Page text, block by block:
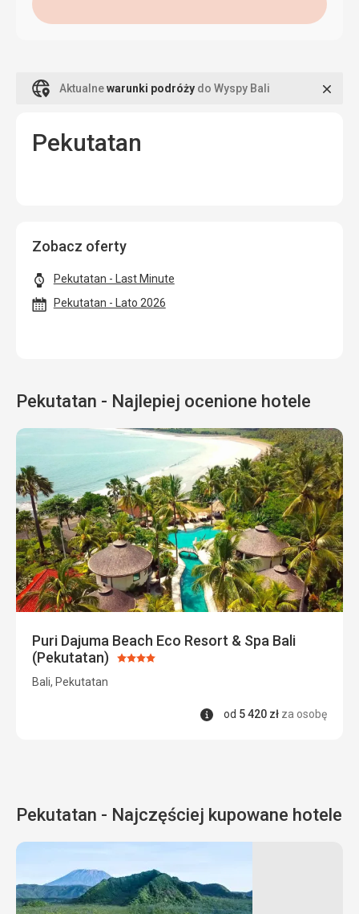
Aktualnewarunki podróży do Wyspy Bali
Pekutatan
Zobacz oferty
Pekutatan - Last Minute
Pekutatan - Lato 2026
Pekutatan - Najlepiej ocenione hotele
Puri Dajuma Beach Eco Resort & Spa Bali
(Pekutatan) Ocena:
Bali, Pekutatan
Informacje
od 5 420 zł za osobę
Pekutatan - Najczęściej kupowane hotele